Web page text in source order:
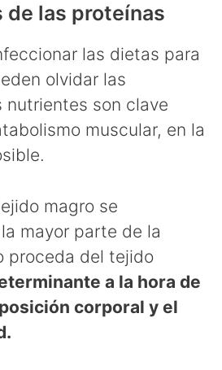
de las proteínas
las dietas para
olvidar las
nutrientes son clave
muscular, en la
magro se
mayor parte de la
proceda del tejido
a la hora de
corporal y el